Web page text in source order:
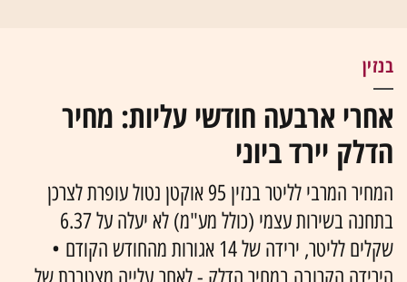
בנזין
אחרי ארבעה חודשי עליות: מחיר
הדלק יירד ביוני
המחיר המרבי לליטר בנזין 95 אוקטן נטול עופרת לצרכן
בתחנה בשירות עצמי (כולל מע"מ) לא יעלה על 6.37
שקלים לליטר, ירידה של 14 אגורות מהחודש הקודם •